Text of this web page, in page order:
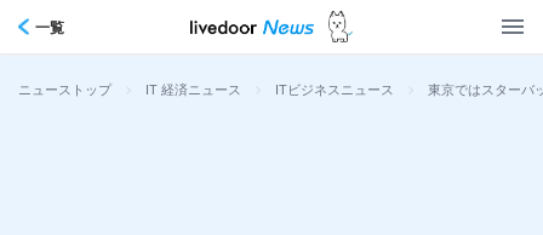
一覧
ニューストップ > IT 経済ニュース > ITビジネスニュース > 東京ではスターバ